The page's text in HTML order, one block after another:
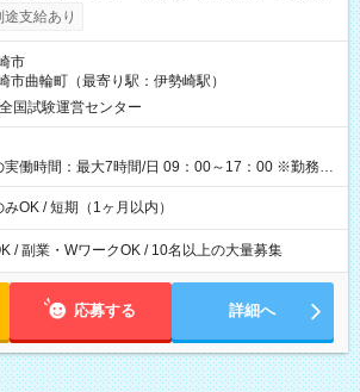
より昇給あり 【即給（前払い）オプションあ
される場合、勤務から1週間ほどで給与の一部を受け
模擬試験 8:30～17:30（休憩1時間） 時給1,300円
10,400円＋交通費 ※当日の役割により時給＋100
・国家試験 7:00～13:30（休憩なし） 時給1,300
100円）×6時間＝日収8,400円＋交通費 【試用期
なし
支給あり
市
市曲輪町（最寄り駅：伊勢崎駅）
国試験運営センター
実働時間：最大7時間/日 09：00～17：00 ※勤務時
より異なります。
OK / 短期（1ヶ月以内）
/ 副業・WワークOK / 10名以上の大量募集
応募する 詳細へ